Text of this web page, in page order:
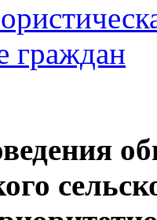
граждан